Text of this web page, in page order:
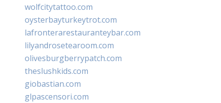
wolfcitytattoo.com
oysterbayturkeytrot.com
lafronterarestauranteybar.com
lilyandrosetearoom.com
olivesburgberrypatch.com
theslushkids.com
giobastian.com
glpascensori.com